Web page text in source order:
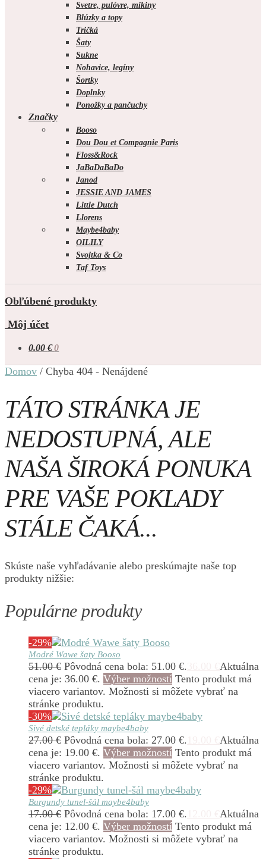
Svetre, pulóvre, mikiny
Blúzky a topy
Tričká
Šaty
Sukne
Nohavice, legíny
Šortky
Doplnky
Ponožky a pančuchy
Značky
Booso
Dou Dou et Compagnie Paris
Floss&Rock
JaBaDaBaDo
Janod
JESSIE AND JAMES
Little Dutch
Llorens
Maybe4baby
OILILY
Svojtka & Co
Taf Toys
Obľúbené produkty
Môj účet
0.00 € 0
Domov / Chyba 404 - Nenájdené
TÁTO STRÁNKA JE
NEDOSTUPNÁ, ALE
NAŠA ŠIROKÁ PONUKA
PRE VAŠE POKLADY
STÁLE ČAKÁ...
Skúste naše vyhľadávanie alebo preskúmajte naše top
produkty nižšie:
Populárne produkty
-29%
Modré Wawe šaty Booso
51.00€ Pôvodná cena bola: 51.00 €.
Aktuálna
cena je: 36.00 €. Výber možností Tento produkt má
viacero variantov. Možnosti si môžete vybrať na
stránke produktu.
-30%
Sivé detské tepláky maybe4baby
27.00€ Pôvodná cena bola: 27.00 €.
Aktuálna
cena je: 19.00 €. Výber možností Tento produkt má
viacero variantov. Možnosti si môžete vybrať na
stránke produktu.
-29%
Burgundy tunel-šál maybe4baby
17.00€ Pôvodná cena bola: 17.00 €.
Aktuálna
cena je: 12.00 €. Výber možností Tento produkt má
viacero variantov. Možnosti si môžete vybrať na
stránke produktu.